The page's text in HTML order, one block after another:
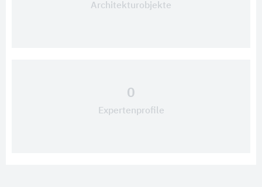
Architekturobjekte
0
Expertenprofile